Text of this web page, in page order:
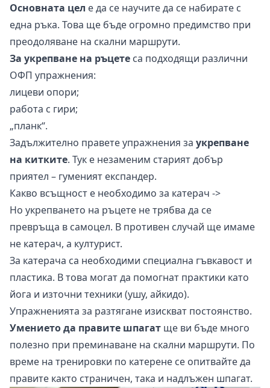
Основната цел е да се научите да се набирате с
една ръка. Това ще бъде огромно предимство при
преодоляване на скални маршрути.
За укрепване на ръцете са подходящи различни
ОФП упражнения:
лицеви опори;
работа с гири;
„планк“.
Задължително правете упражнения за укрепване
на китките. Тук е незаменим старият добър
приятел – гуменият експандер.
Какво всъщност е необходимо за катерач ->
Но укрепването на ръцете не трябва да се
превръща в самоцел. В противен случай ще имаме
не катерач, а културист.
За катерача са необходими специална гъвкавост и
пластика. В това могат да помогнат практики като
йога и източни техники (ушу, айкидо).
Упражненията за разтягане изискват постоянство.
Умението да правите шпагат ще ви бъде много
полезно при преминаване на скални маршрути. По
време на тренировки по катерене се опитвайте да
правите както страничен, така и надлъжен шпагат.